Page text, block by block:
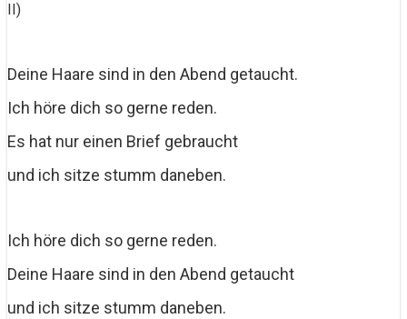
II)
Deine Haare sind in den Abend getaucht.
Ich höre dich so gerne reden.
Es hat nur einen Brief gebraucht
und ich sitze stumm daneben.
Ich höre dich so gerne reden.
Deine Haare sind in den Abend getaucht
und ich sitze stumm daneben.